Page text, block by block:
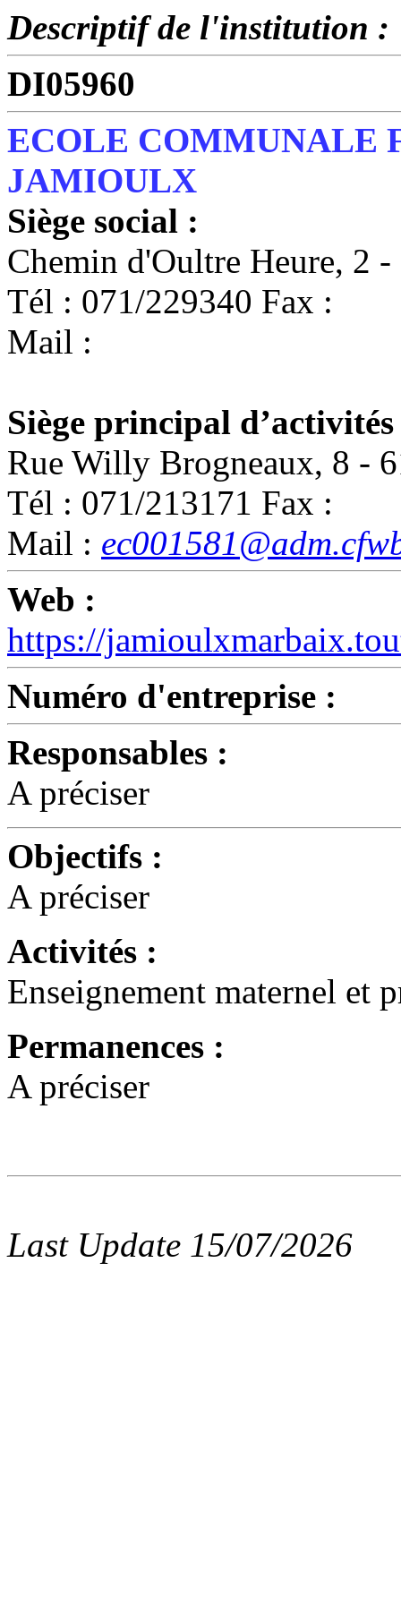
Descriptif de l'institution :
DI05960
ECOLE COMMUNALE
JAMIOULX
Siège social :
Chemin d'Oultre Heure, 2
Tél : 071/229340 Fax :
Mail :
Siège principal
Rue Willy Brogneaux, 8 -
Tél : 071/213171 Fax :
Mail :
Web :
https://
Numéro d'entreprise :
Responsables :
A préciser
Objectifs :
A préciser
Activités :
Enseignement maternel et
Permanences :
A préciser
Last Update 15/07/2026